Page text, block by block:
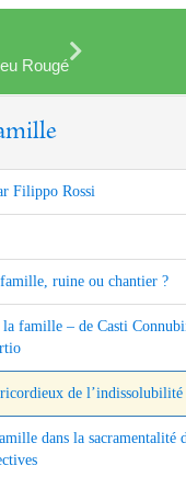
Rougé
Filippo Rossi
ruine ou chantier ?
la famille – de Casti
de l’indissolubilité
dans la sacramentalité